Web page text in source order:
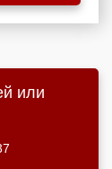
или